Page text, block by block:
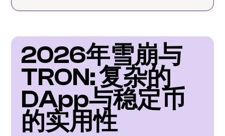
2026年雪崩与
TRON: 复杂的
DApp与稳定币
的实用性